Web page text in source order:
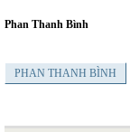
Phan Thanh Bình
PHAN THANH BÌNH